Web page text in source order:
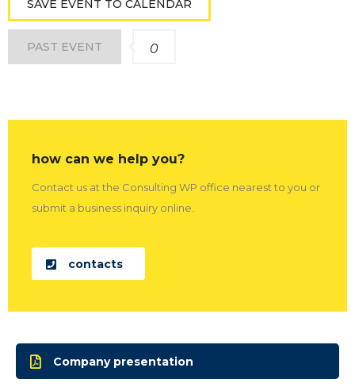
SAVE EVENT TO CALENDAR
PAST EVENT 0
how can we help you?
Contact us at the Consulting WP office nearest to you or
submit a business inquiry online.
contacts
Company presentation